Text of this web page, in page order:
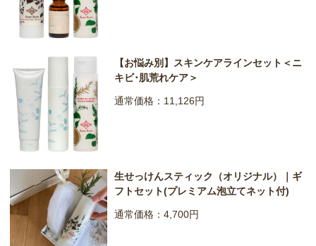
【お悩み別】スキンケアラインセット＜ニ
キビ･肌荒れケア＞
通常価格：11,126円
生せっけんスティック（オリジナル）｜ギ
フトセット(プレミアム泡立てネット付)
通常価格：4,700円